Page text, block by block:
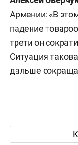
Армении: «В
падение
трети он
Ситуация
дальше